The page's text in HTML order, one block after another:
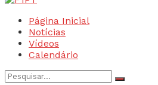
Página Inicial
Notícias
Vídeos
Calendário